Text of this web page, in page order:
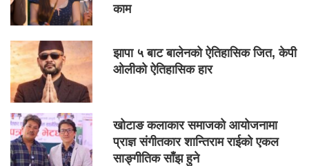
काम
झापा ५ बाट बालेनको ऐतिहासिक जित, केपी
ओलीको ऐतिहासिक हार
खोटाङ कलाकार समाजको आयोजनामा
प्राज्ञ संगीतकार शान्तिराम राईको एकल
साङ्गीतिक साँझ हुने